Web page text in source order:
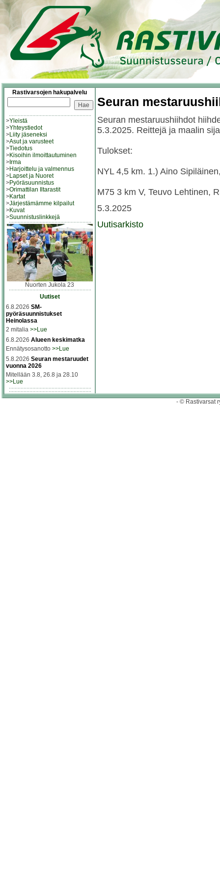
Rastivarsojen hakupalvelu
>Yleistä
>Yhteystiedot
>Liity jäseneksi
>Asut ja varusteet
>Tiedotus
>Kisoihin ilmoittautuminen
> Irma
>Harjoittelu ja valmennus
>Lapset ja Nuoret
>Pyöräsuunnistus
>Orimattilan Iltarastit
>Kartat
>Järjestämämme kilpailut
>Kuvat
>Suunnistuslinkkejä
Nuorten Jukola 23
Uutiset
6.8.2026 SM-
pyöräsuunnistukset
Heinolassa
2 mitalia >>Lue
6.8.2026 Alueen keskimatka
Ennätysosanotto >>Lue
5.8.2026 Seuran mestaruudet
vuonna 2026
Mitellään 3.8, 26.8 ja 28.10
>>Lue
Seuran
Seuran mestaruushiihdot
5.3.2025. Reittejä ja maalin
Tulokset:
NYL 4,5 km. 1.) Aino
M75 3 km V, Teuvo Lehtinen,
5.3.2025
Uutisarkisto
- © Rastivarsat